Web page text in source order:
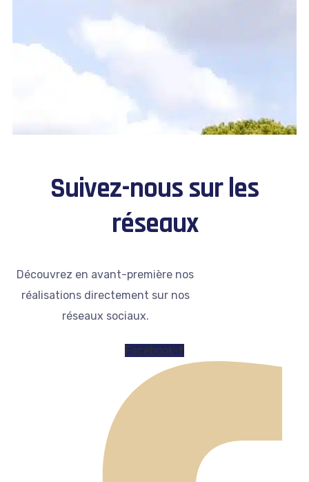
Suivez-nous sur les
réseaux
Découvrez en avant-première nos
réalisations directement sur nos
réseaux sociaux.
Facebook-f